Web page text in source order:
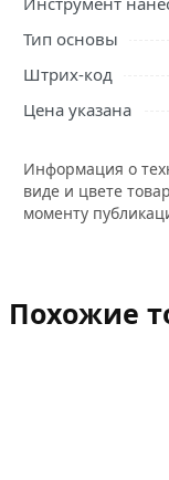
Тип основы
Штрих-код
Цена указана
Информация о
виде и цвете
моменту
Похожие